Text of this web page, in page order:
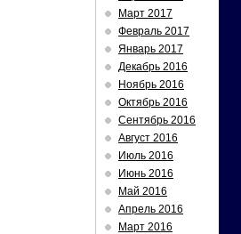
Март 2017
Февраль 2017
Январь 2017
Декабрь 2016
Ноябрь 2016
Октябрь 2016
Сентябрь 2016
Август 2016
Июль 2016
Июнь 2016
Май 2016
Апрель 2016
Март 2016